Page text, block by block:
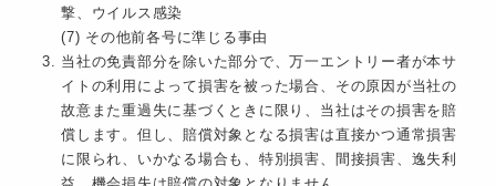
撃、ウイルス感染
(7) その他前各号に準じる事由
当社の免責部分を除いた部分で、万一エントリー者が本サ
イトの利用によって損害を被った場合、その原因が当社の
故意また重過失に基づくときに限り、当社はその損害を賠
償します。但し、賠償対象となる損害は直接かつ通常損害
に限られ、いかなる場合も、特別損害、間接損害、逸失利